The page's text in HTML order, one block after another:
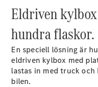
Konfigurator
Hitta din
återförsäljare
Citan
Eldriven
hundra flaskor.
En speciell lösning är
eldriven kylbox med
lastas in med truck och
bilen.